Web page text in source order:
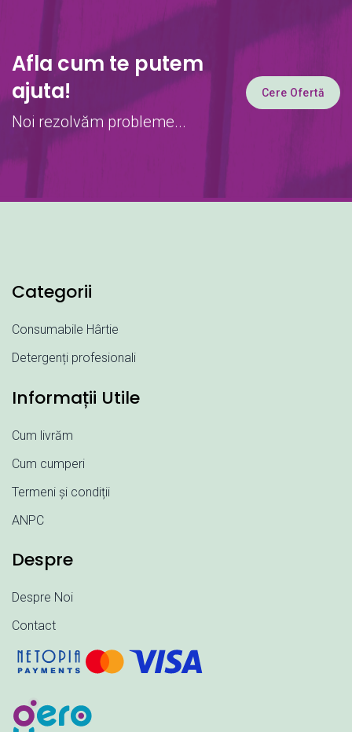
Afla cum te putem
ajuta!
Noi rezolvăm probleme...
Cere Ofertă
Categorii
Consumabile Hârtie
Detergenți profesionali
Informații Utile
Cum livrăm
Cum cumperi
Termeni și condiții
ANPC
Despre
Despre Noi
Contact